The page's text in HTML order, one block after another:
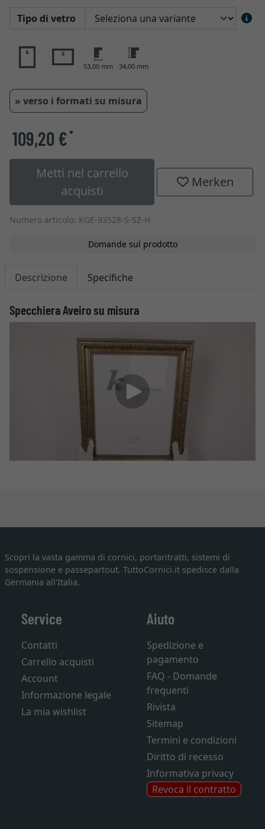
Tipo di vetro
53,00 mm 34,00 mm
» verso i formati su misura
109,20 €*
Metti nel carrello
acquisti
Merken
Numero articolo: KGE-93528-S-SZ-H
Domande sul prodotto
Descrizione Specifiche
Specchiera Aveiro su misura
Scopri la vasta gamma di cornici, portaritratti, sistemi di
sospensione e passepartout. TuttoCornici.it spedisce dalla
Germania all'Italia.
Service
Contatti
Carrello acquisti
Account
Informazione legale
La mia wishlist
Aiuto
Spedizione e
pagamento
FAQ - Domande
frequenti
Rivista
Sitemap
Termini e condizioni
Diritto di recesso
Informativa privacy
Revoca il contratto